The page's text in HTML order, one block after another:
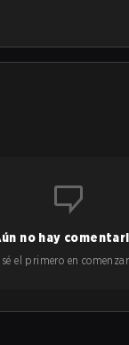
no hay
sé el primero en